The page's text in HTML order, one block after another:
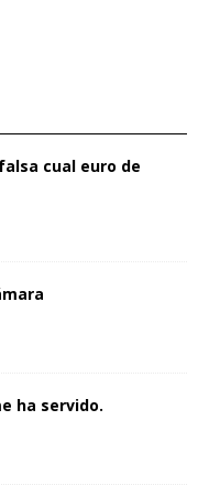
cual euro de
ha servido.